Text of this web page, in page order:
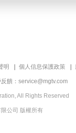
明 個人信息保護政策
反饋：service@mgtv.com
All Rights Reserved
公司 版權所有